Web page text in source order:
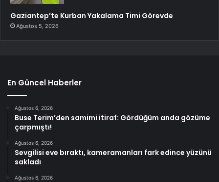
Gaziantep’te Kurban Yakalama Timi Görevde
Ağustos 5, 2026
En Güncel Haberler
Ağustos 6, 2026
Buse Terim’den samimi itiraf: Gördüğüm anda gözüme
çarpmıştı!
Ağustos 6, 2026
Sevgilisi eve bıraktı, kameramanları fark edince yüzünü
sakladı
Ağustos 6, 2026